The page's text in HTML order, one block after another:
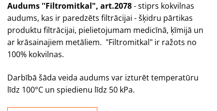
Audums ''Filtromitkal", art.2078- stiprs kokvilnas
audums, kas ir paredzēts filtrācijai - šķidru pārtikas
produktu filtrācijai, pielietojumam medicīnā, ķīmijā un
ar krāsainajiem metāliem. "Filtromitkal" ir ražots no
100% kokvilnas.
Darbībā šāda veida audums var izturēt temperatūru
līdz 100°C un spiedienu līdz 50 kPa.